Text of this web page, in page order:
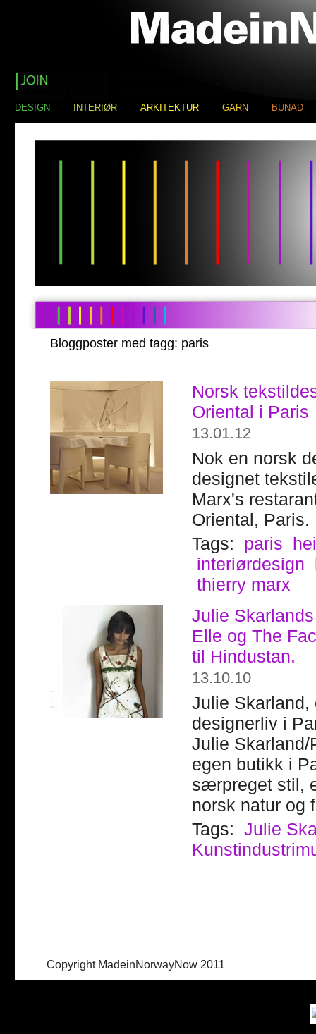
DESIGN INTERIØR ARKITEKTUR GARN BUNAD
Bloggposter med tagg: paris
Norsk
Oriental i Paris
13.01.12
Nok en norsk
designet
Marx's
Oriental, Paris.
Tags:
paris
interiørdesign
thierry marx
Julie
Elle og The
til Hindustan.
13.10.10
Julie Skarland,
designerliv i
Julie Skarland/
egen butikk i
særpreget stil,
norsk natur og
Tags: Julie
Copyright MadeinNorwayNow 2011